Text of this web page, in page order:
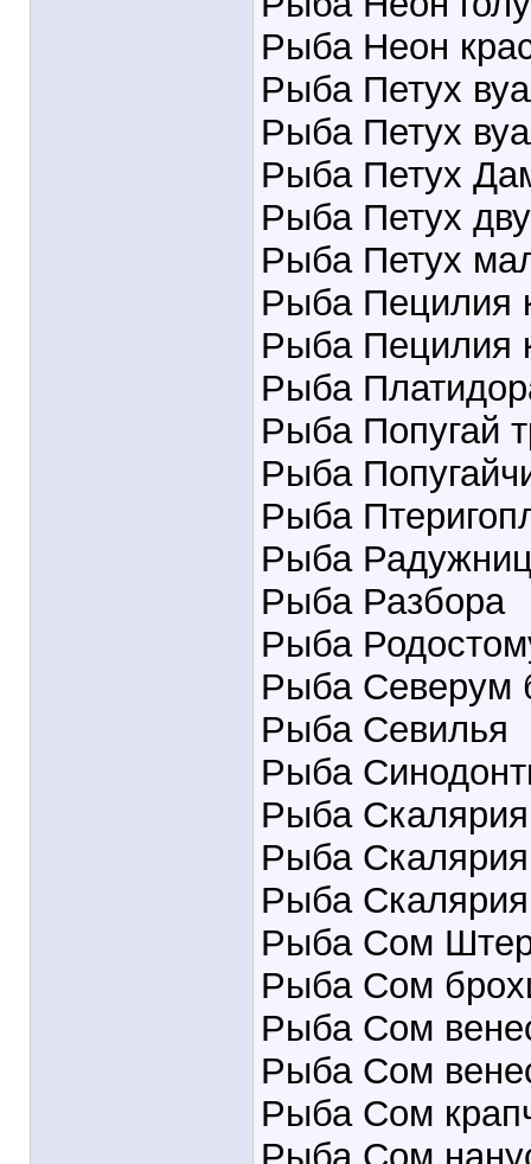
Рыба Неон
Рыба Петух
Рыба Петух
Рыба Петух
Рыба Петух
Рыба Петух
Рыба Пецилия
Рыба Пецилия
Рыба
Рыба Попугай
Рыба
Рыба
Рыба
Рыба Разбора
Рыба
Рыба Северум
Рыба Севилья
Рыба
Рыба
Рыба Скалярия
Рыба
Рыба Сом
Рыба Сом
Рыба Сом
Рыба Сом
Рыба Сом